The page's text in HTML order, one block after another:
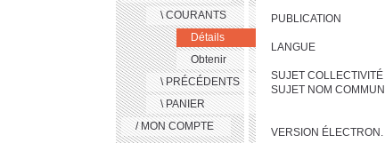
\ COURANTS
Détails
Obtenir
\ PRÉCÉDENTS
\ PANIER
/ MON COMPTE
PUBLICATION
LANGUE
SUJET COLLECTIVITÉ
SUJET NOM COMMUN
VERSION ÉLECTRON.